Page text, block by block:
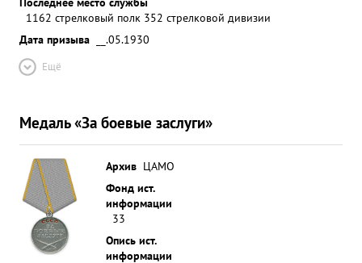
1162 стрелковый полк 352 стрелковой дивизии
Дата призыва
__.05.1930
Ещё
Медаль «За боевые заслуги»
Архив ЦАМО
Фонд ист.
информации
33
Опись ист.
информации